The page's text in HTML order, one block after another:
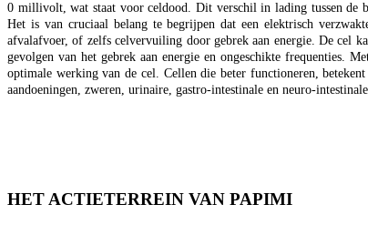
0 millivolt, wat staat voor celdood. Dit verschil in lading tussen de
Het is van cruciaal belang te begrijpen dat een elektrisch
afvalafvoer, of zelfs celvervuiling door gebrek aan energie. De cel
gevolgen van het gebrek aan energie en ongeschikte frequenties.
optimale werking van de cel. Cellen die beter functioneren,
aandoeningen, zweren, urinaire, gastro-intestinale en neuro-
HET ACTIETERREIN VAN PAPIMI